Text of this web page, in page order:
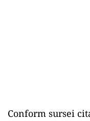
Conform sursei